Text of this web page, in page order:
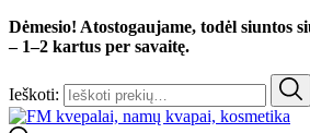
Dėmesio! Atostogaujame, todėl siuntos
– 1–2 kartus per savaitę.
Ieškoti: